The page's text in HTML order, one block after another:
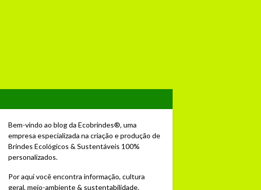
Bem-vindo ao blog da Ecobrindes®, uma
empresa especializada na criação e produção de
Brindes Ecológicos & Sustentáveis 100%
personalizados.
Por aqui você encontra informação, cultura
geral, meio-ambiente & sustentabilidade.